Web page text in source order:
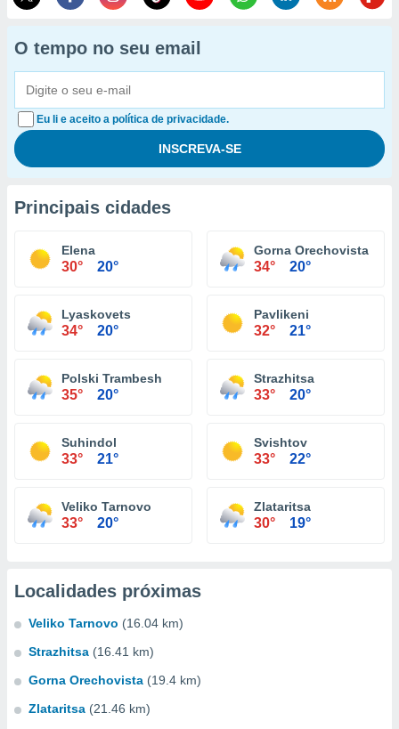
O tempo no seu email
Eu li e aceito a política de privacidade.
Principais cidades
Elena
30° 20°
Gorna Orechovista
34° 20°
Lyaskovets
34° 20°
Pavlikeni
32° 21°
Polski Trambesh
35° 20°
Strazhitsa
33° 20°
Suhindol
33° 21°
Svishtov
33° 22°
Veliko Tarnovo
33° 20°
Zlataritsa
30° 19°
Localidades próximas
Veliko Tarnovo (16.04 km)
Strazhitsa (16.41 km)
Gorna Orechovista (19.4 km)
Zlataritsa (21.46 km)